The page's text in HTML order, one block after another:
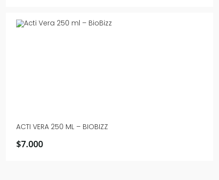
ACTI VERA 250 ML – BIOBIZZ
$7.000